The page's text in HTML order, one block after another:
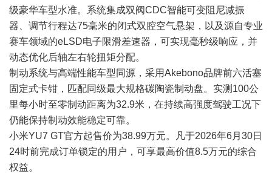
级豪华车型水准。系统集成双阀CDC智能可变阻尼减振
器、调节行程达75毫米的闭式双腔空气悬架，以及源自专业
赛车领域的eLSD电子限滑差速器，可实现毫秒级响应，并
动态优化后轴左右轮扭矩分配。
制动系统与高端性能车型同源，采用Akebono品牌前六活塞
固定式卡钳，匹配同级最大规格碳陶瓷制动盘。实测100公
里每小时至零制动距离为32.9米，在持续高强度驾驶工况下
仍能保持制动效能稳定可靠。
小米YU7 GT官方起售价为38.99万元。凡于2026年6月30日
24时前完成订单锁定的用户，可享最高价值8.5万元的综合
权益。